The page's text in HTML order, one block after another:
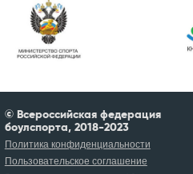
© Всероссийская федерация
боулспорта, 2018-2023
Политика конфиденциальности
Пользовательское соглашение